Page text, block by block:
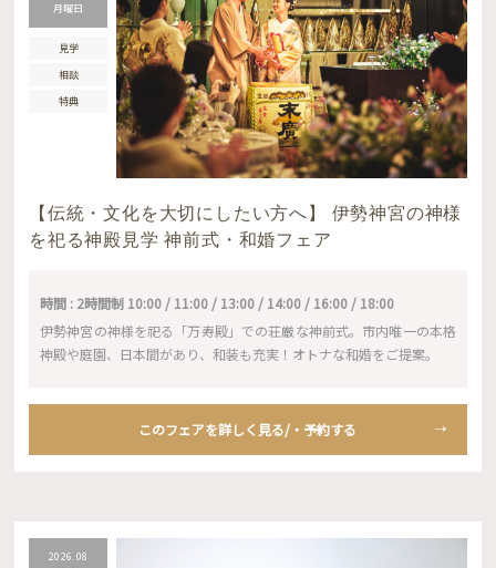
月曜日
見学
相談
特典
【伝統・文化を大切にしたい方へ】 伊勢神宮の神様
を祀る神殿見学 神前式・和婚フェア
時間 : 2時間制 10:00 / 11:00 / 13:00 / 14:00 / 16:00 / 18:00
伊勢神宮の神様を祀る「万寿殿」での荘厳な神前式。市内唯一の本格
神殿や庭園、日本間があり、和装も充実！オトナな和婚をご提案。
このフェアを詳しく見る/・予約する
2026.08